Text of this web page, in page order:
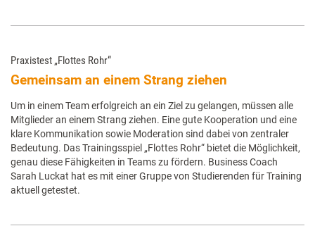
Praxistest „Flottes Rohr“
Gemeinsam an einem Strang ziehen
Um in einem Team erfolgreich an ein Ziel zu gelangen, müssen alle
Mitglieder an einem Strang ziehen. Eine gute Kooperation und eine
klare Kommunikation sowie Moderation sind dabei von zentraler
Bedeutung. Das Trainingsspiel „Flottes Rohr“ bietet die Möglichkeit,
genau diese Fähigkeiten in Teams zu fördern. Business Coach
Sarah Luckat hat es mit einer Gruppe von Studierenden für Training
aktuell getestet.